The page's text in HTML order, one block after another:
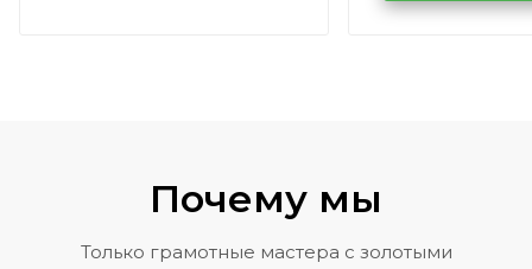
Volkswagen
Почему мы
Только грамотные мастера с золотыми